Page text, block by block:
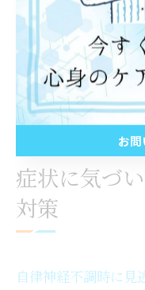
自律神経の乱れを感
分の状態を客観的に
引く場合や強い不安が
とをおすすめします
律神経の安定と健康
症状に気づ
対策
自律神経不調時に見
お問
お